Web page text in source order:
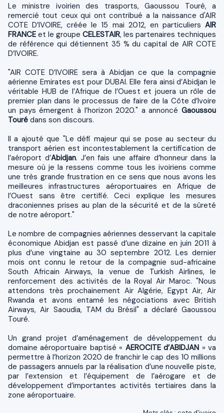
Le ministre ivoirien des trasports,Gaoussou Touré, a
remercié tout ceux qui ont contribué a la naissance d'AIR
COTE D’IVOIRE, créée le 15 mai 2012, en particuliersAIR
FRANCE et le groupe CELESTAIR, les partenaires techniques
de référence qui détiennent 35 % du capital de AIR COTE
D’IVOIRE.
"AIR COTE D’IVOIRE sera à Abidjan ce que la compagnie
aérienne Emirates est pour DUBAI. Elle fera ainsi d’Abidjan le
véritable HUB de l’Afrique de l’Ouest et jouera un rôle de
premier plan dans le processus de faire de la Côte d’Ivoire
un pays émergent à l’horizon 2020." a annoncé Gaoussou
Touré dans son discours.
Il a ajouté que "Le défi majeur qui se pose au secteur du
transport aérien est incontestablement la certification de
l’aéroport d’Abidjan. J’en fais une affaire d’honneur dans la
mesure où je la ressens comme tous les ivoiriens comme
une très grande frustration en ce sens que nous avons les
meilleures infrastructures aéroportuaires en Afrique de
l’Ouest sans être certifié. Ceci explique les mesures
draconiennes prises au plan de la sécurité et de la sûreté
de notre aéroport."
Le nombre de compagnies aériennes desservant la capitale
économique Abidjan est passé d’une dizaine en juin 2011 à
plus d’une vingtaine au 30 septembre 2012. Les dernier
mois ont connu le retour de la compagnie sud-africaine
South Africain Airways, la venue de Turkish Airlines, le
renforcement des activités de la Royal Air Maroc. "Nous
attendons très prochainement Air Algérie, Egypt Air, Air
Rwanda et avons entamé les négociations avec British
Airways, Air Saoudia, TAM du Brésil" a déclaré Gaoussou
Touré.
Un grand projet d’aménagement de développement du
domaine aéroportuaire baptisé « AEROCITE d’ABIDJAN » va
permettre à l’horizon 2020 de franchir le cap des 10 millions
de passagers annuels par la réalisation d’une nouvelle piste,
par l’extension et l’équipement de l’aérogare et de
développement d’importantes activités tertiaires dans la
zone aéroportuaire.